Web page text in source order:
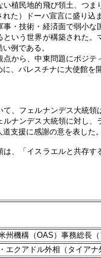
い植民地的飛び領土、つ
た）ドーハ宣言に盛り込
事・技術・経済面で弱小
いう世界が構築された
例である。
点から、中東問題にポジ
、パレスチナに大使館を
て、フェルナンデス大統
ナンデス大統領に対し
支援に感謝の意を表し
は、「イスラエルと共存
州機構（OAS）事務総長
エクアドル外相（タイア